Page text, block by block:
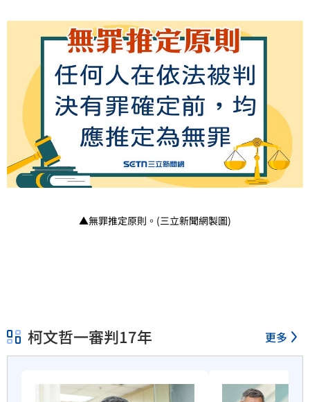
▲無罪推定原則。(三立新聞網製圖)
柯文哲一審判17年 更多